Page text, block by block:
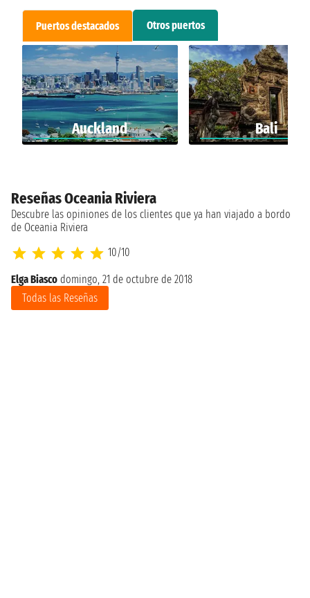
Puertos destacados Otros puertos
Auckland Bali
Reseñas Oceania Riviera
Descubre las opiniones de los clientes que ya han viajado a bordo
de Oceania Riviera
10/10
Elga Biasco domingo, 21 de octubre de 2018
Todas las Reseñas